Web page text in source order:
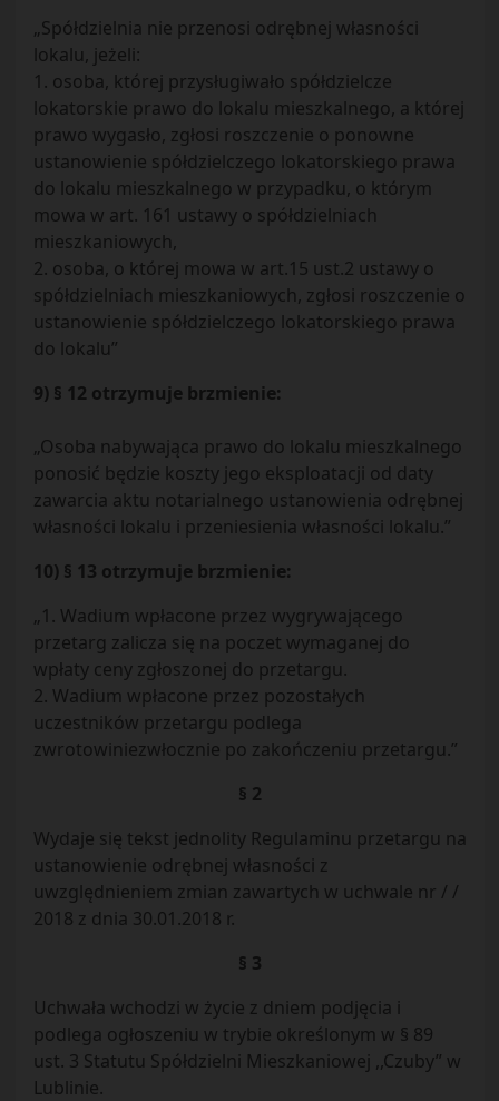
„Spółdzielnia nie przenosi odrębnej własności
lokalu, jeżeli:
1. osoba, której przysługiwało spółdzielcze
lokatorskie prawo do lokalu mieszkalnego, a której
prawo wygasło, zgłosi roszczenie o ponowne
ustanowienie spółdzielczego lokatorskiego prawa
do lokalu mieszkalnego w przypadku, o którym
mowa w art. 161 ustawy o spółdzielniach
mieszkaniowych,
2. osoba, o której mowa w art.15 ust.2 ustawy o
spółdzielniach mieszkaniowych, zgłosi roszczenie o
ustanowienie spółdzielczego lokatorskiego prawa
do lokalu”
9) § 12 otrzymuje brzmienie:
„Osoba nabywająca prawo do lokalu mieszkalnego
ponosić będzie koszty jego eksploatacji od daty
zawarcia aktu notarialnego ustanowienia odrębnej
własności lokalu i przeniesienia własności lokalu.”
10) § 13 otrzymuje brzmienie:
„1. Wadium wpłacone przez wygrywającego
przetarg zalicza się na poczet wymaganej do
wpłaty ceny zgłoszonej do przetargu.
2. Wadium wpłacone przez pozostałych
uczestników przetargu podlega
zwrotowiniezwłocznie po zakończeniu przetargu.”
§ 2
Wydaje się tekst jednolity Regulaminu przetargu na
ustanowienie odrębnej własności z
uwzględnieniem zmian zawartych w uchwale nr / /
2018 z dnia 30.01.2018 r.
§ 3
Uchwała wchodzi w życie z dniem podjęcia i
podlega ogłoszeniu w trybie określonym w § 89
ust. 3 Statutu Spółdzielni Mieszkaniowej ,,Czuby” w
Lublinie.